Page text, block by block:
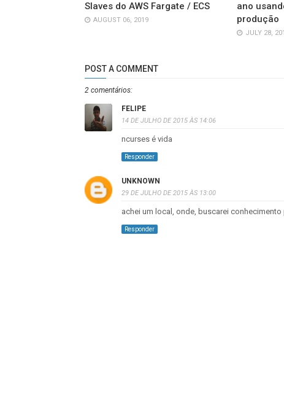
Slaves do AWS Fargate / ECS
AUGUST 06, 2019
ano
produção
JULY 28,
POST A COMMENT
2 comentários:
FELIPE
14 DE JULHO DE 2015 ÀS 14:06
ncurses é vida
Responder
UNKNOWN
29 DE JULHO DE 2015 ÀS 13:00
achei um local, onde, buscarei
Responder